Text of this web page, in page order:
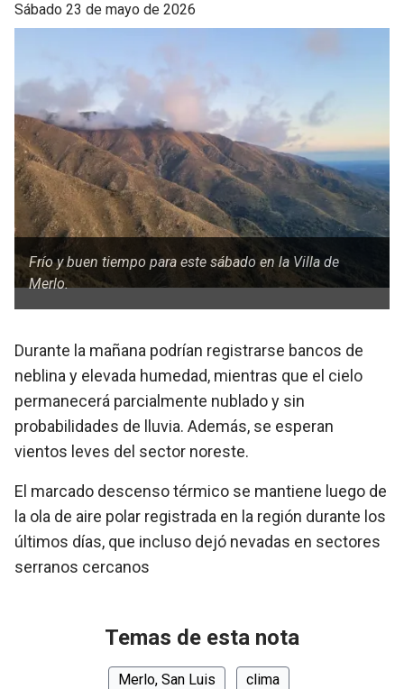
sábado 23 de mayo de 2026
Frío y buen tiempo para este sábado en la Villa de
Merlo.
Durante la mañana podrían registrarse bancos de
neblina y elevada humedad, mientras que el cielo
permanecerá parcialmente nublado y sin
probabilidades de lluvia. Además, se esperan
vientos leves del sector noreste.
El marcado descenso térmico se mantiene luego de
la ola de aire polar registrada en la región durante los
últimos días, que incluso dejó nevadas en sectores
serranos cercanos
Temas de esta nota
Merlo, San Luis clima